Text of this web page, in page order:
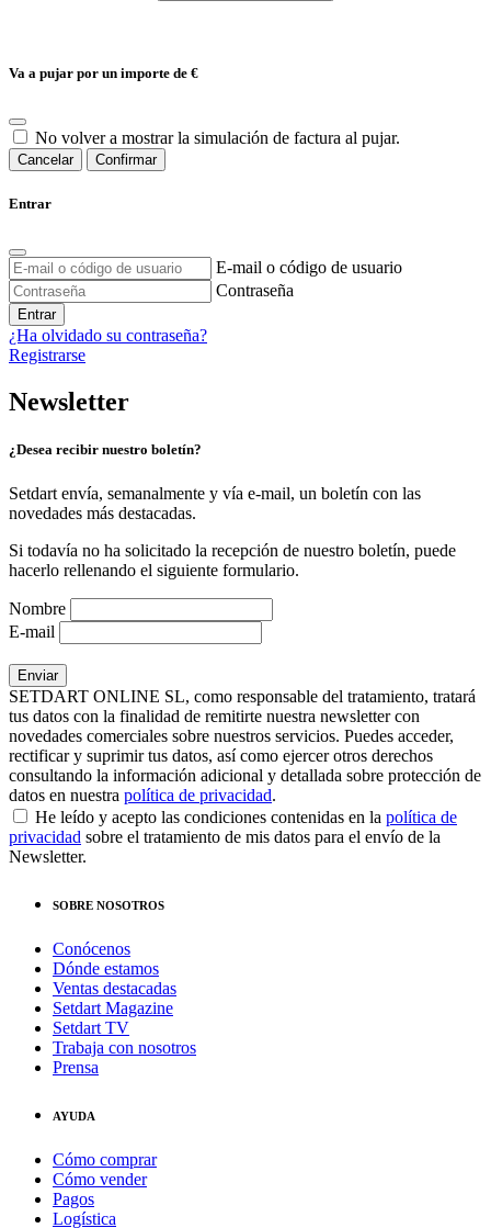
Va a pujar por un importe de €
No volver a mostrar la simulación de factura al pujar.
Cancelar Confirmar
Entrar
E-mail o código de usuario
Contraseña
Entrar
¿Ha olvidado su contraseña?
Registrarse
Newsletter
¿Desea recibir nuestro boletín?
Setdart envía, semanalmente y vía e-mail, un boletín con las
novedades más destacadas.
Si todavía no ha solicitado la recepción de nuestro boletín, puede
hacerlo rellenando el siguiente formulario.
Nombre
E-mail
SETDART ONLINE SL, como responsable del tratamiento, tratará
tus datos con la finalidad de remitirte nuestra newsletter con
novedades comerciales sobre nuestros servicios. Puedes acceder,
rectificar y suprimir tus datos, así como ejercer otros derechos
consultando la información adicional y detallada sobre protección de
datos en nuestra política de privacidad.
He leído y acepto las condiciones contenidas en la política de
privacidad sobre el tratamiento de mis datos para el envío de la
Newsletter.
SOBRE NOSOTROS
Conócenos
Dónde estamos
Ventas destacadas
Setdart Magazine
Setdart TV
Trabaja con nosotros
Prensa
AYUDA
Cómo comprar
Cómo vender
Pagos
Logística